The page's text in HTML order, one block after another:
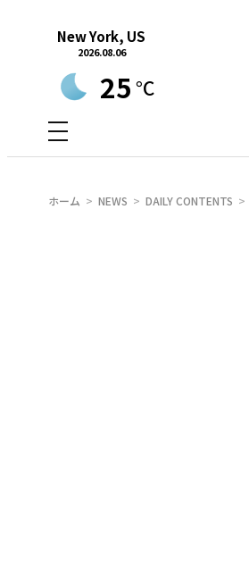
New York, US
2026.08.06
25 °C
ホーム NEWS DAILY CONTENTS